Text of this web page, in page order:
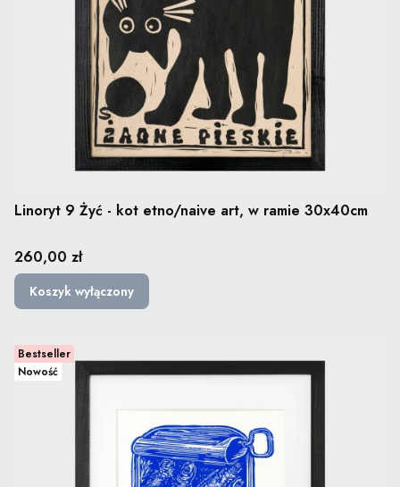
Linoryt 9 Żyć - kot etno/naive art, w ramie 30x40cm
Cena
260,00 zł
Koszyk wyłączony
Bestseller
Nowość